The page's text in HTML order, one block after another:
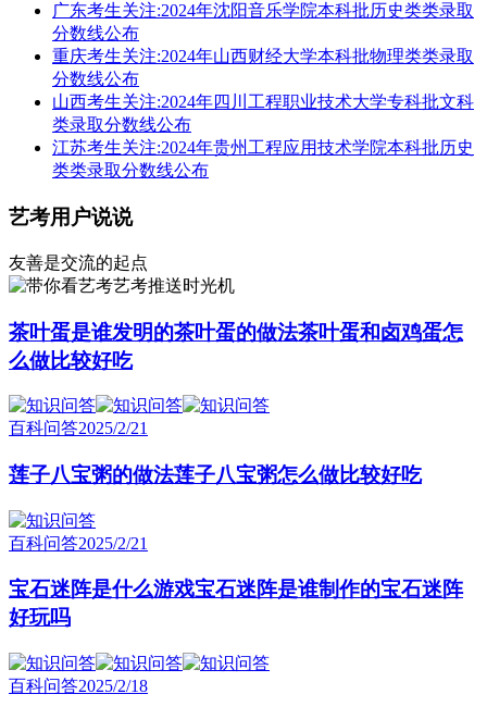
广东考生关注:2024年沈阳音乐学院本科批历史类类录取
分数线公布
重庆考生关注:2024年山西财经大学本科批物理类类录取
分数线公布
山西考生关注:2024年四川工程职业技术大学专科批文科
类录取分数线公布
江苏考生关注:2024年贵州工程应用技术学院本科批历史
类类录取分数线公布
艺考用户说说
友善是交流的起点
艺考推送时光机
茶叶蛋是谁发明的茶叶蛋的做法茶叶蛋和卤鸡蛋怎
么做比较好吃
百科问答2025/2/21
莲子八宝粥的做法莲子八宝粥怎么做比较好吃
百科问答2025/2/21
宝石迷阵是什么游戏宝石迷阵是谁制作的宝石迷阵
好玩吗
百科问答2025/2/18